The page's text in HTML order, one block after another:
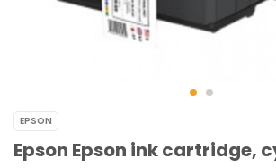
EPSON
Epson Epson ink cartridge,